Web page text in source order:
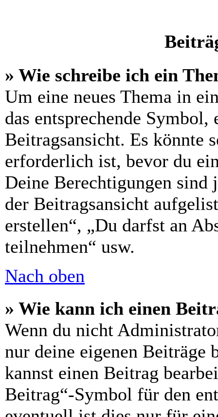
» Wie schreibe ich ein
Um eine neues Thema in
das entsprechende
Beitragsansicht. Es könnte
erforderlich ist, bevor du
Deine Berechtigungen sind
der Beitragsansicht
erstellen“, „Du darfst an
teilnehmen“ usw.
Nach oben
» Wie kann ich einen
Wenn du nicht
nur deine eigenen Beiträge
kannst einen Beitrag
Beitrag“-Symbol für den